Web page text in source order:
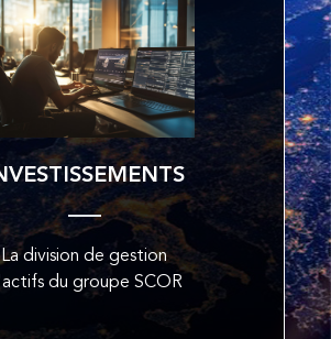
La division de gestion
du groupe SCOR